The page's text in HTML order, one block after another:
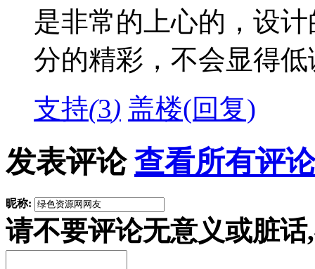
是非常的上心的，设
分的精彩，不会显得低
支持(3) 盖楼(回复)
发表评论 查看所有评
昵称:
请不要评论无意义或脏